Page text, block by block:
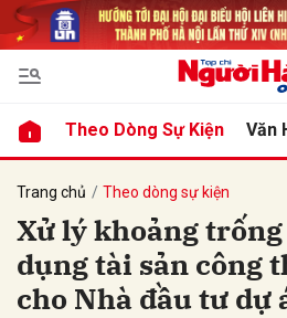
Theo Dòng Sự Kiện Văn
Trang chủ Theo dòng sự kiện
Xử lý khoảng
dụng tài sản công
cho Nhà đầu tư dự
luận